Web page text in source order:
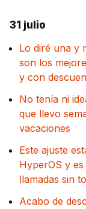
31 julio
Lo diré una y
son los
y con
No tenía ni
que llevo
vacaciones
Este ajuste
HyperOS y
llamadas sin
Acabo de